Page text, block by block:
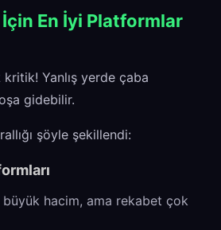
En İyi Platformlar
Yanlış yerde çaba
gidebilir.
şöyle şekillendi:
büyük hacim, ama rekabet çok